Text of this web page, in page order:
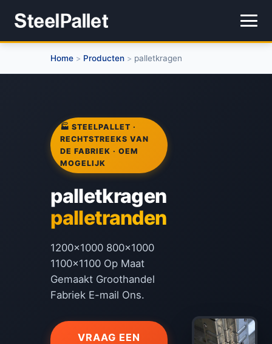
Home > Producten > palletkragen
🏭 STEELPALLET ·
RECHTSTREEKS VAN
DE FABRIEK · OEM
MOGELIJK
palletkragen
palletranden
1200x1000 800x1000
1100x1100 Op Maat
Gemaakt Groothandel
Fabriek E-mail Ons.
VRAAG EEN